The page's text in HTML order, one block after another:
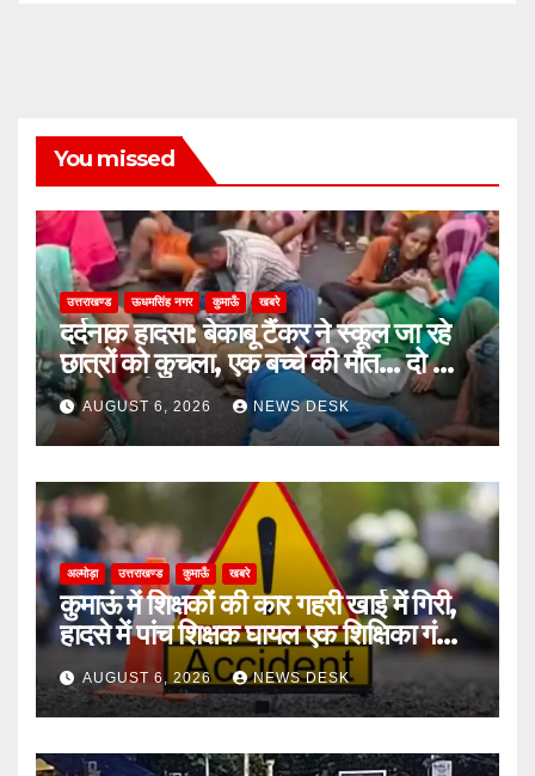
You missed
उत्तराखण्ड ऊधमसिंह नगर कुमाऊँ खबरे
दर्दनाक हादसा: बेकाबू टैंकर ने स्कूल जा रहे
छात्रों को कुचला, एक बच्चे की मौत… दो की
हालत गंभीर
AUGUST 6, 2026 NEWS DESK
अल्मोड़ा उत्तराखण्ड कुमाऊँ खबरे
कुमाऊं में शिक्षकों की कार गहरी खाई में गिरी,
हादसे में पांच शिक्षक घायल एक शिक्षिका गंभीर
घायल
AUGUST 6, 2026 NEWS DESK